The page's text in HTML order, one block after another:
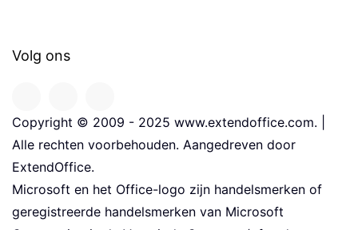
Volg ons
Copyright © 2009 - 2025 www.extendoffice.com. |
Alle rechten voorbehouden. Aangedreven door
ExtendOffice.
Microsoft en het Office-logo zijn handelsmerken of
geregistreerde handelsmerken van Microsoft